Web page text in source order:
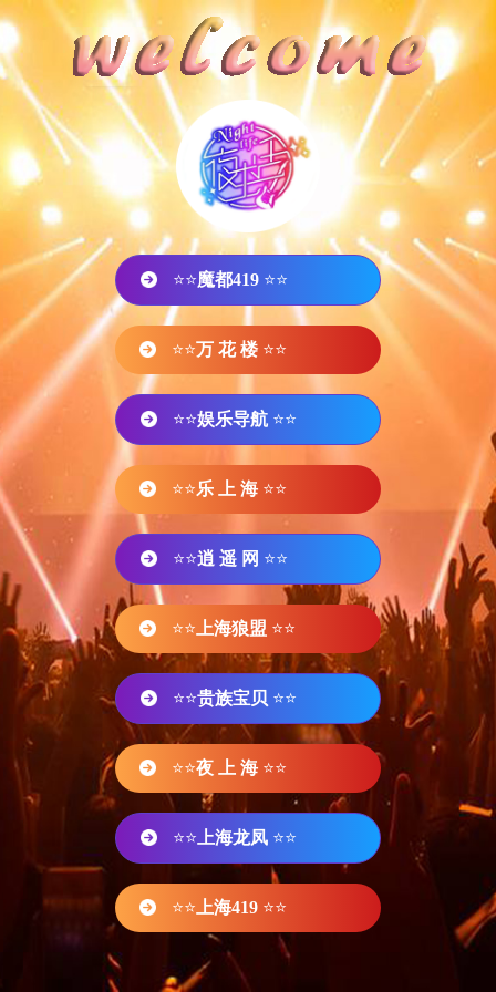
⭐⭐魔都419 ⭐⭐
⭐⭐万 花 楼 ⭐⭐
⭐⭐娱乐导航 ⭐⭐
⭐⭐乐 上 海 ⭐⭐
⭐⭐逍 遥 网 ⭐⭐
⭐⭐ 上海狼盟 ⭐⭐
⭐⭐贵族宝贝 ⭐⭐
⭐⭐夜 上 海 ⭐⭐
⭐⭐ 上海龙凤 ⭐⭐
⭐⭐ 上海419 ⭐⭐